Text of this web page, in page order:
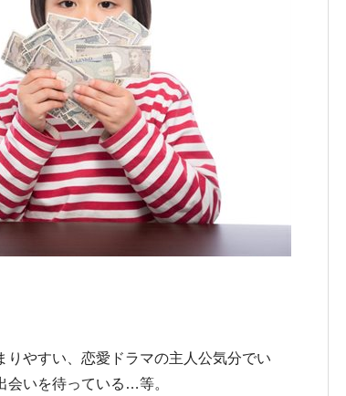
やすい、恋愛ドラマの主人公気分でい
会いを待っている…等。